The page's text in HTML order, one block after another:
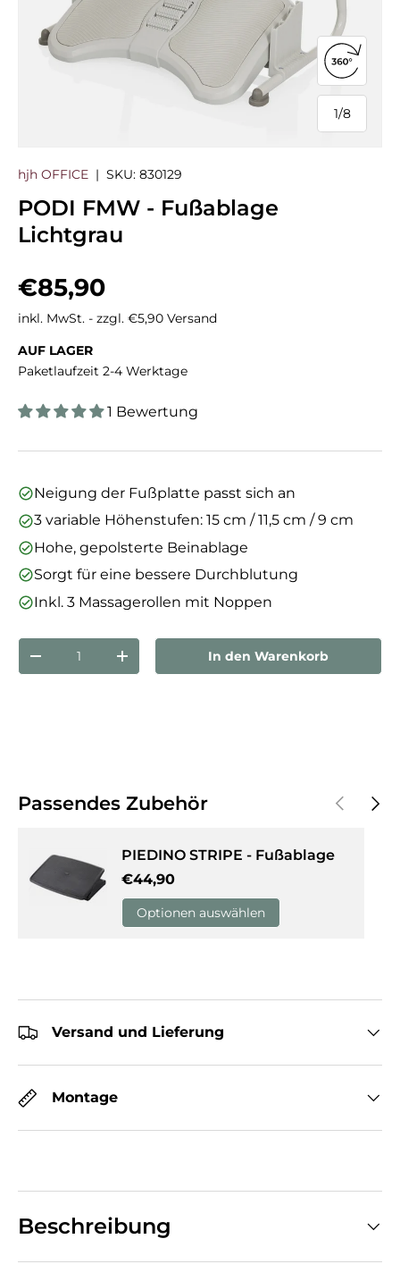
1/
von
8
360°-
hjh OFFICE | SKU: 830129
PODI FMW - Fußablage
Lichtgrau
Normaler Preis
€85,90
inkl. MwSt. - zzgl. €5,90 Versand
AUF LAGER
Paketlaufzeit 2-4 Werktage
1 Bewertung
Neigung der Fußplatte passt sich an
3 variable Höhenstufen: 15 cm / 11,5 cm / 9 cm
Hohe, gepolsterte Beinablage
Sorgt für eine bessere Durchblutung
Inkl. 3 Massagerollen mit Noppen
Anzahl
Menge verringernMenge erhöhenIn den Warenkorb
Passendes Zubehör Vorherige
PIEDINO STRIPE - Fußablage
Normaler Preis
€44,90
Optionen auswählen
Versand und Lieferung
Montage
Beschreibung